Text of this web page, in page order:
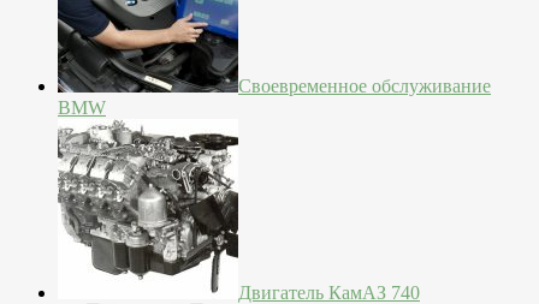
Своевременное обслуживание
BMW
Двигатель КамАЗ 740